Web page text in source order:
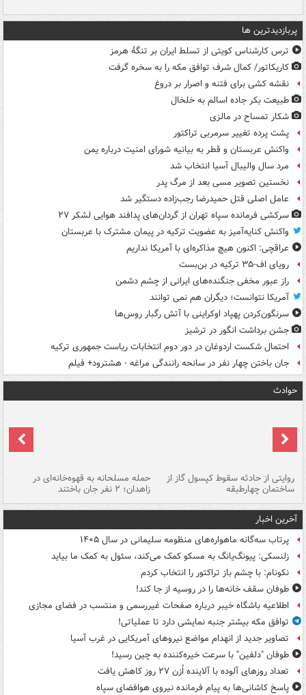
پربازدیدترین ها
ترس کارشناس کویتی از تسلط ایران بر تنگۀ هرمز
کاریکاتور/ کمال شرف توافق مکه را به سخره گرفت
نقشه کشی برای فتنه و اصرار بر دروغ
طبیعت بکر جاده اسالم به خلخال
شکار تمساح در مالزی
پشت پرده تغییر سرمربی تراکتور
واکنش عربستان و قطر به بیانیه شورای امنیت درباره یمن
مرد سال والیبال آسیا انتخاب شد
نخستین تصویر مسی بعد از مرگ پدر
عامل اصلی قتل حمیدرضا رجب‌زاده دستگیر شد
سرکشی فرمانده سپاه تهران از گردان‌های پدافند هوایی لشکر ۲۷
واکنش کنایه‌آمیز به عضویت ترکیه در پیمان مشترک با عربستان
عراقچی: اکنون هیچ مذاکره‌ای با آمریکا نداریم
رویای اف-۳۵ ترکیه در بن‌بست
راز عبور مخفی جنگنده‌های ایرانی از چشم دشمن
آمریکا نتوانست؛ دیگران هم نمی توانند
سرنگون‌کردن پهپاد اوکراینی با آتش رگبار روس‌ها
جشن برداشت انگور در ترشیز
احتمال شکست اردوغان در دور دوم انتخابات ریاست جمهوری ترکیه
جان باختن چهار نفر در سانحه رانندگی مراغه - هشترود+ فیلم
حوادث
روایتی از حادثه سقوط کپسول گاز از
ساختمان چهارطبقه
حمله مسلحانه به قهوه‌خانه‌ای در
زاهدان؛ ۲ نفر جان باختند
آخرین اخبار
پرتاب سه‌گانه ماهواره‌های منظومه سلیمانی در سال ۱۴۰۵
زلنسکی: پیونگ‌یانگ به مسکو کمک می‌کند، سئول به کمک ما بیاید
نکونام: با چشم باز تراکتور را انتخاب کردم
طوفان سقف خانه‌ها را در روسیه از جا ‌کند!
اطلاعیه باشگاه خیبر درباره صفحات غیررسمی و منتسب در فضای مجازی
توافق مکه بیشتر جنبه نمایشی دارد تا عملیاتی!
تصاویر جدید از انهدام مواضع نیروهای آمریکایی در غرب آسیا
طوفان "دلفین" با سرعت خیره‌کننده به چین رسید!
تعداد روزهای آلوده با آلاینده اُزن ۲۷ روز کاهش یافت
پاسخ کاشانی‌ها به پیام فرمانده نیروی هوافضای سپاه